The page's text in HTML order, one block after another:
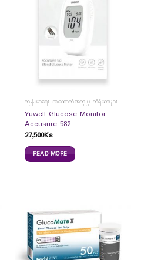
ကျန်းမာရေး အထောက်အကူပြု ကိရိယာများ
Yuwell Glucose Monitor
Accusure 582
27,500Ks
READ MORE